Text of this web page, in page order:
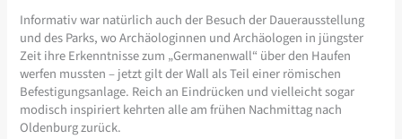
Informativ war natürlich auch der Besuch der Dauerausstellung
und des Parks, wo Archäologinnen und Archäologen in jüngster
Zeit ihre Erkenntnisse zum „Germanenwall“ über den Haufen
werfen mussten – jetzt gilt der Wall als Teil einer römischen
Befestigungsanlage. Reich an Eindrücken und vielleicht sogar
modisch inspiriert kehrten alle am frühen Nachmittag nach
Oldenburg zurück.